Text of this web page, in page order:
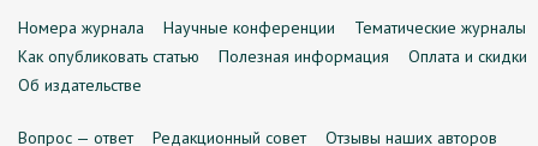
Номера журнала Научные конференции
Тематические журналы
Как опубликовать статью
Полезная информация
Оплата и скидки
Об издательстве
Вопрос — ответ Редакционный совет Отзывы наших авторов